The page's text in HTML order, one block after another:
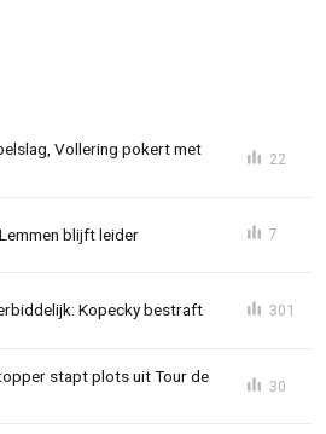
Vollering pokert met
22
blijft leider 7
Kopecky bestraft 301
stapt plots uit Tour de
30